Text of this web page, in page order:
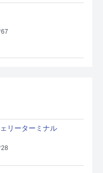
リーターミナル